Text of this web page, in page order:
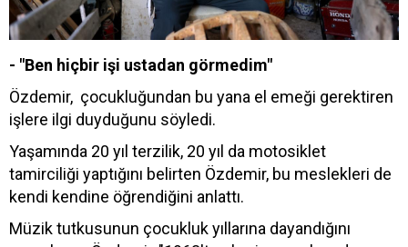
- "Ben hiçbir işi ustadan görmedim"
Özdemir, çocukluğundan bu yana el emeği gerektiren
işlere ilgi duyduğunu söyledi.
Yaşamında 20 yıl terzilik, 20 yıl da motosiklet
tamirciliği yaptığını belirten Özdemir, bu meslekleri de
kendi kendine öğrendiğini anlattı.
Müzik tutkusunun çocukluk yıllarına dayandığını